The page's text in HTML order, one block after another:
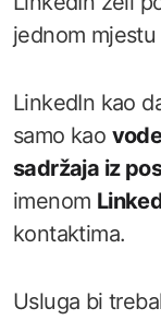
jednom
LinkedIn kao
samo kao
sadržaja iz
imenom
kontaktima.
Usluga bi